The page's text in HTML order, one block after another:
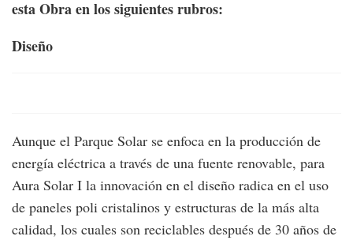
esta Obra en los siguientes rubros:
Diseño
Aunque el Parque Solar se enfoca en la producción de
energía eléctrica a través de una fuente renovable, para
Aura Solar I la innovación en el diseño radica en el uso
de paneles poli cristalinos y estructuras de la más alta
calidad, los cuales son reciclables después de 30 años de